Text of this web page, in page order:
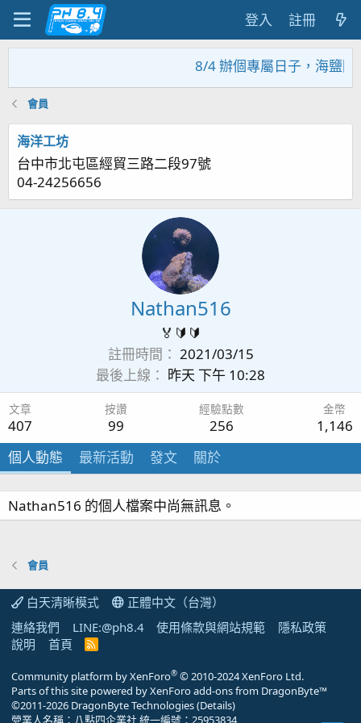
登入 註冊
8/4 辦個專屬日子，海鹽
會員
海洋工坊
台中市北屯區經貿三路二段97號
04-24256656
Nathan516
🏅🔰🔰
註冊時間
2021/03/15
最後上線
昨天 下午 10:28
文章
407
按讚
99
經驗點數
256
金幣
1,146
個人動態
最新活動 發文 關於
Nathan516 的個人檔案中尚無訊息。
會員
白天清晰模式
正體中文（台灣）
連絡我們
LINE:@ph8.4 使用條款與網站規範
隱私政策
說明
首頁
R
Community platform by XenForo® © 2010-2024 XenForo Ltd.
Parts of this site powered byXenForo add-ons from DragonByte™
©2011-2026 DragonByte Technologies(Details)
營業人名稱：八點四企業社 統一編號：25953834